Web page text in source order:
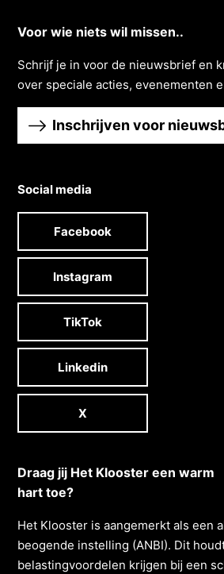
Voor wie niets wil missen..
Schrĳf je in voor de nieuwsbrief en
over speciale acties, evenementen
Inschrijven voor
Social media
Facebook
Instagram
TikTok
Linkedin
X
Draag jij Het Klooster een warm
hart toe?
Het Klooster is aangemerkt als een
beogende instelling (ANBI). Dit
belastingvoordelen krĳgen bĳ een